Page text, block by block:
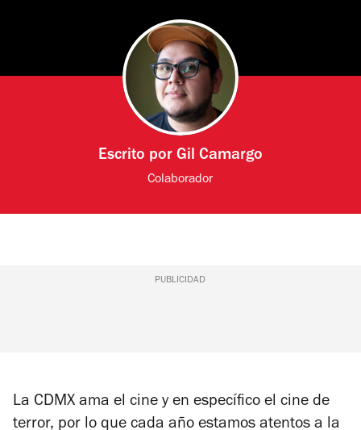
Escrito por Gil Camargo
Colaborador
PUBLICIDAD
La CDMX ama el cine y en específico el cine de
terror, por lo que cada año estamos atentos a la